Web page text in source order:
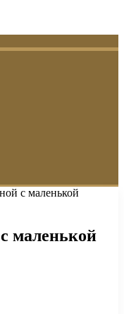
с маленькой
маленькой